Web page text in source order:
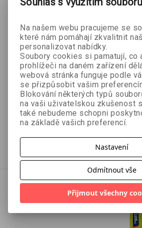
- 10 %
Rozmluvíme Česko -
Hobbies
Bronislav Sobotka
269 Kč 299 Kč
- 10 %
269 Kč
Na našem webu pracujeme se
které nám pomáhají zkvalitnit
personalizovat nabídky.
Soubory cookies si pamatují, co
prohlížeči na daném zařízení
webová stránka funguje podle
se přizpůsobit vašim
Blokování některých typů
na vaši uživatelskou zkušenost
také nebudeme schopni
na základě vašich preferencí.
Nastavení
Odmítnout vše
Přijmout všechny